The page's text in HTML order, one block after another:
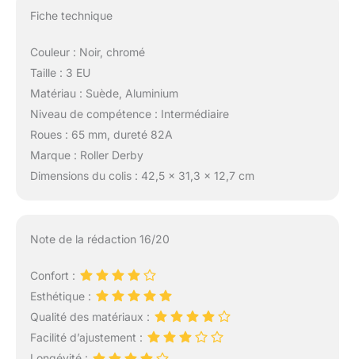
Fiche technique
Couleur : Noir, chromé
Taille : 3 EU
Matériau : Suède, Aluminium
Niveau de compétence : Intermédiaire
Roues : 65 mm, dureté 82A
Marque : Roller Derby
Dimensions du colis : 42,5 x 31,3 x 12,7 cm
Note de la rédaction 16/20
Confort :
Esthétique :
Qualité des matériaux :
Facilité d’ajustement :